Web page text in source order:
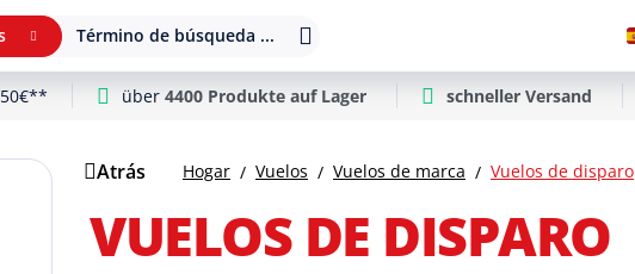
Término de búsqueda ...
über 4400 Produkte auf Lager schneller Versand
Atrás Hogar Vuelos Vuelos de marca Vuelos de disparo
VUELOS DE DISPARO